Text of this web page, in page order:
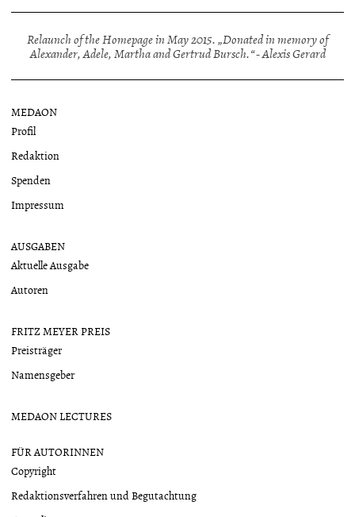
Relaunch of the Homepage in May 2015. „Donated in memory of
Alexander, Adele, Martha and Gertrud Bursch.“ - Alexis Gerard
MEDAON
Profil
Redaktion
Spenden
Impressum
AUSGABEN
Aktuelle Ausgabe
Autoren
FRITZ MEYER PREIS
Preisträger
Namensgeber
MEDAON LECTURES
FÜR AUTORINNEN
Copyright
Redaktionsverfahren und Begutachtung